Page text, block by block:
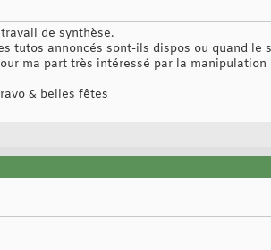
de synthèse.
tutos annoncés sont-ils dispos ou quand le
ma part très intéressé par la
& belles fêtes